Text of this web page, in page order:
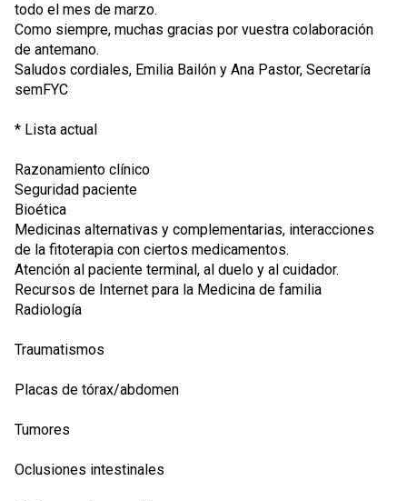
todo el mes de marzo.
Como siempre, muchas gracias por vuestra colaboración
de antemano.
Saludos cordiales, Emilia Bailón y Ana Pastor, Secretaría
semFYC
* Lista actual
Razonamiento clínico
Seguridad paciente
Bioética
Medicinas alternativas y complementarias, interacciones
de la fitoterapia con ciertos medicamentos.
Atención al paciente terminal, al duelo y al cuidador.
Recursos de Internet para la Medicina de familia
Radiología
Traumatismos
Placas de tórax/abdomen
Tumores
Oclusiones intestinales